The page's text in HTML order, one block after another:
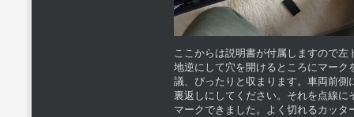
ここからは説明書が付属しますので
地逆にして穴を開けるところにマー
議、ぴったりと収まります。車両前
裏返しにしてください。それを点線
マークできました。よく切れるカッ